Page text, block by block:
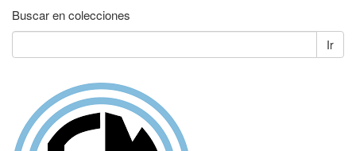
Buscar en colecciones
Ir